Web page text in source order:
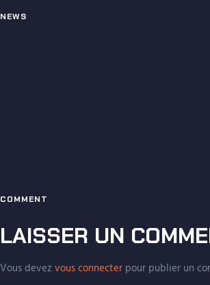
NEWS
COMMENT
LAISSER UN
Vous devez vous connecter pour publier un